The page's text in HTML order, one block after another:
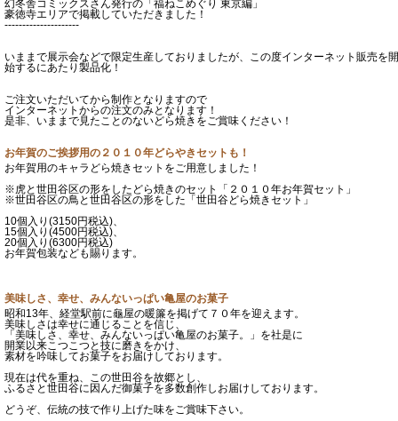
幻冬舎コミックスさん発行の「福ねこめぐり 東京編」
豪徳寺エリアで掲載していただきました！
---------------------
いままで展示会などで限定生産しておりましたが、この度インターネット販売を開
始するにあたり製品化！
ご注文いただいてから制作となりますので
インターネットからの注文のみとなります！
是非、いままで見たことのないどら焼きをご賞味ください！
お年賀のご挨拶用の２０１０年どらやきセットも！
お年賀用のキャラどら焼きセットをご用意しました！
※虎と世田谷区の形をしたどら焼きのセット「２０１０年お年賀セット」
※世田谷区の鳥と世田谷区の形をした「世田谷どら焼きセット」
10個入り(3150円税込)、
15個入り(4500円税込)、
20個入り(6300円税込)
お年賀包装なども賜ります。
美味しさ、幸せ、みんないっぱい亀屋のお菓子
昭和13年、経堂駅前に龜屋の暖簾を掲げて７０年を迎えます。
美味しさは幸せに通じることを信じ、
「美味しさ、幸せ、みんないっぱい亀屋のお菓子。」を社是に
開業以来こつこつと技に磨きをかけ、
素材を吟味してお菓子をお届けしております。
現在は代を重ね、この世田谷を故郷とし、
ふるさと世田谷に因んだ御菓子を多数創作しお届けしております。
どうぞ、伝統の技で作り上げた味をご賞味下さい。